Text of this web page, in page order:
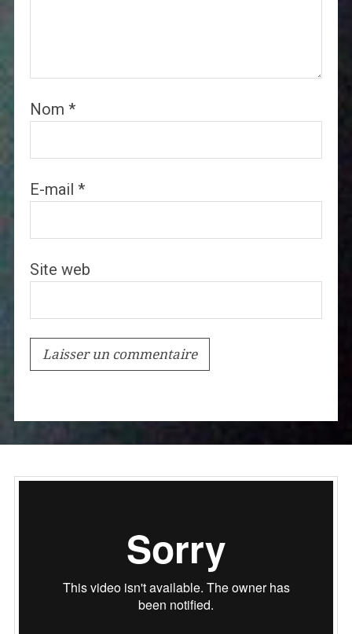
Nom *
E-mail *
Site web